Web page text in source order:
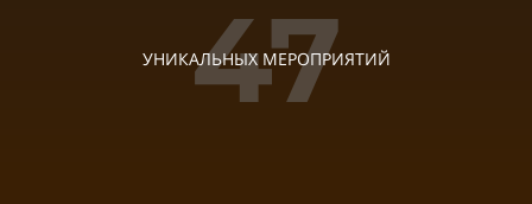
47
УНИКАЛЬНЫХ МЕРОПРИЯТИЙ